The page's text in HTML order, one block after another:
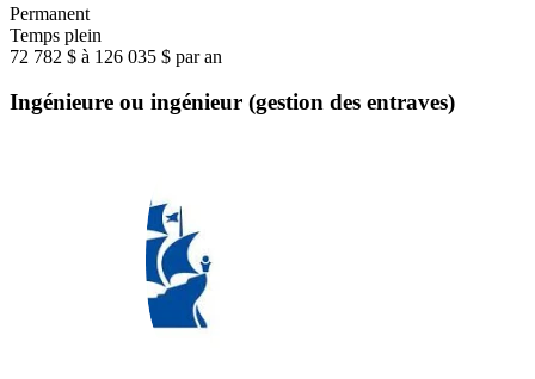
Permanent
Temps plein
72 782 $ à 126 035 $ par an
Ingénieure ou ingénieur (gestion des entraves)